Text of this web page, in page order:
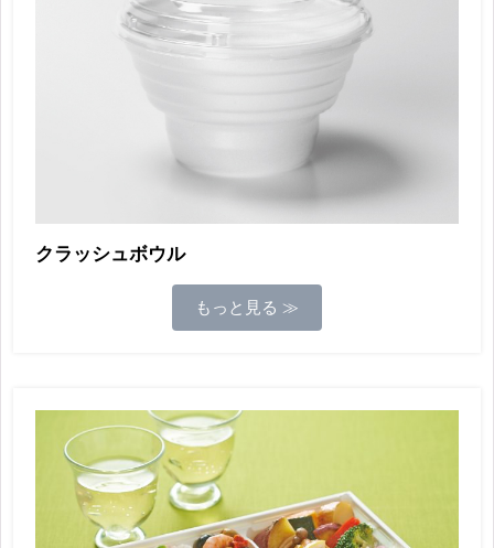
クラッシュボウル
もっと見る ≫